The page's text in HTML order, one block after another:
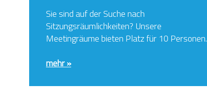
Sie sind auf der Suche nach
Sitzungsräumlichkeiten? Unsere
Meetingräume bieten Platz für 10 Personen.
mehr »